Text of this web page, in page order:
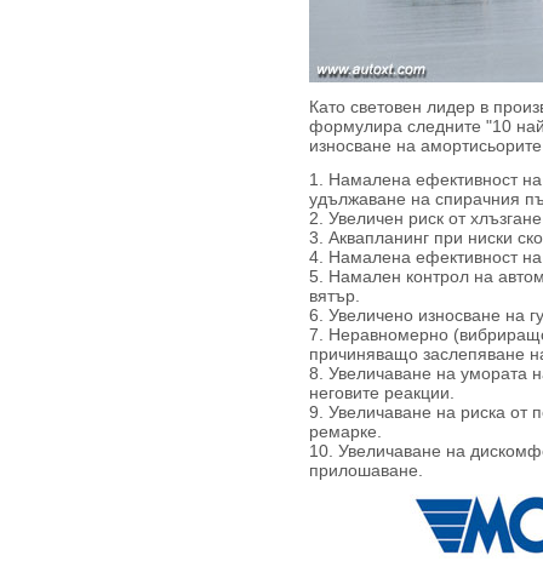
Като световен лидер в
формулира следните "10
износване на
1. Намалена ефективност
удължаване на спирачния
2. Увеличен риск от
3. Аквапланинг при ниски
4. Намалена ефективност
5. Намален контрол на
вятър.
6. Увеличено износване на
7. Неравномерно
причиняващо заслепяване
8. Увеличаване на умората
неговите реакции.
9. Увеличаване на риска от
ремарке.
10. Увеличаване на
прилошаване.